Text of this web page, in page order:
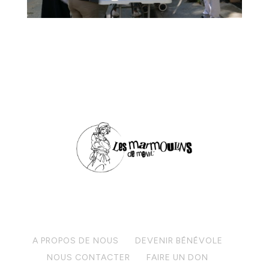
A PROPOS DE NOUS
DEVENIR BÉNÉVOLE
NOUS CONTACTER
FAIRE UN DON